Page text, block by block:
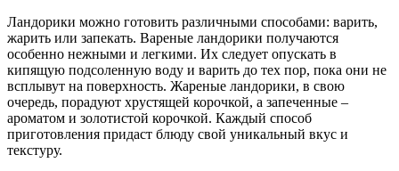
Ландорики можно готовить различными способами: варить,
жарить или запекать. Вареные ландорики получаются
особенно нежными и легкими. Их следует опускать в
кипящую подсоленную воду и варить до тех пор, пока они не
всплывут на поверхность. Жареные ландорики, в свою
очередь, порадуют хрустящей корочкой, а запеченные –
ароматом и золотистой корочкой. Каждый способ
приготовления придаст блюду свой уникальный вкус и
текстуру.